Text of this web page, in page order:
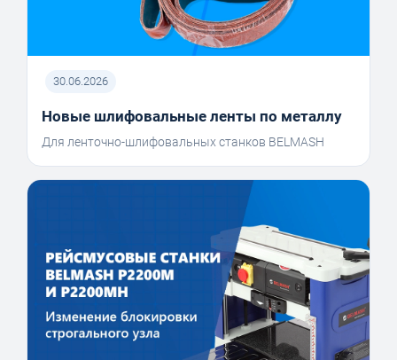
30.06.2026
Новые шлифовальные ленты по металлу
Для ленточно-шлифовальных станков BELMASH